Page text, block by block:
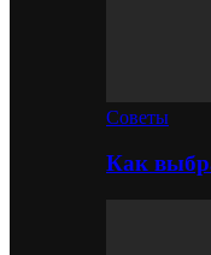
Советы
Как